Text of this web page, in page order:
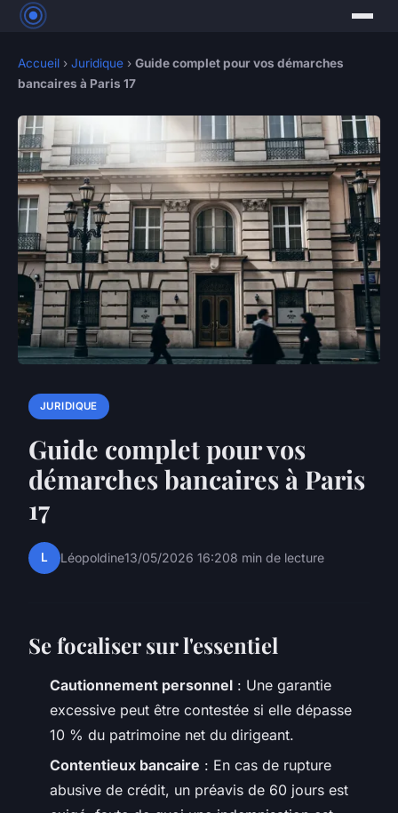
Accueil › Juridique › Guide complet pour vos démarches
bancaires à Paris 17
JURIDIQUE
Guide complet pour vos
démarches bancaires à Paris
17
L Léopoldine13/05/2026 16:208 min de lecture
Se focaliser sur l'essentiel
Cautionnement personnel : Une garantie
excessive peut être contestée si elle dépasse
10 % du patrimoine net du dirigeant.
Contentieux bancaire : En cas de rupture
abusive de crédit, un préavis de 60 jours est